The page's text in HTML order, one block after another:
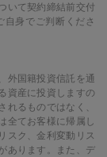
いて契約締結前交付
身でご判断くださ
外国籍投資信託を通
資産に投資しますの
るものではなく、
全てお客様に帰属し
スク、金利変動リス
あります。また、デ